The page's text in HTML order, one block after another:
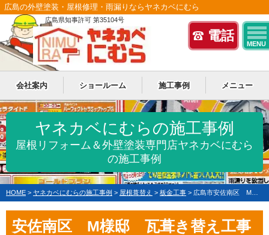
電話
MENU
広島の外壁塗装・屋根修理・雨漏りならヤネカベにむら
広島県知事許可 第35104号
会社案内 ショールーム 施工事例 メニュー
ヤネカベにむらの施工事例
屋根リフォーム＆外壁塗装専門店ヤネカベにむら
の施工事例
HOME > ヤネカベにむらの施工事例 > 屋根葺替え > 板金工事 > 広島市安佐南区 M様邸 瓦葺き替え工事（石州平板瓦）
安佐南区 M様邸 瓦葺き替え工事